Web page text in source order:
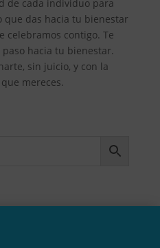
de cada individuo para
que das hacia tu bienestar
celebramos contigo. Te
hacia tu bienestar.
sin juicio, y con la
mereces.